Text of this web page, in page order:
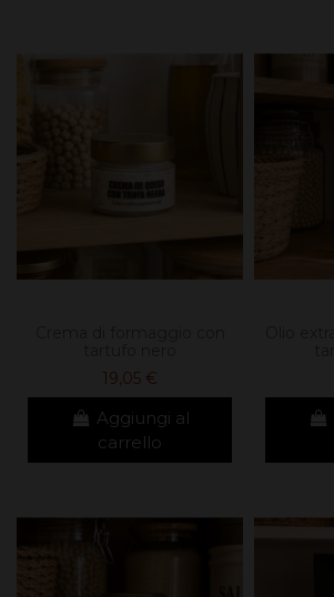
19,05 €
Aggiungi al
carrello